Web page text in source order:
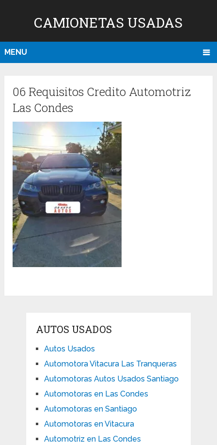
CAMIONETAS USADAS
MENU
06 Requisitos Credito Automotriz
Las Condes
AUTOS USADOS
Autos Usados
Automotora Vitacura Las Tranqueras
Automotoras Autos Usados Santiago
Automotoras en Las Condes
Automotoras en Santiago
Automotoras en Vitacura
Automotriz en Las Condes